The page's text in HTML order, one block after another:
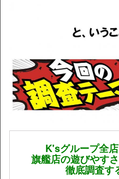
K'sグループ全
旗艦店の遊びやす
徹底調査す